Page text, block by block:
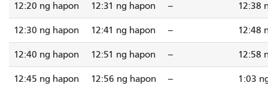
12:20 ng hapon 12:31 ng hapon -- 12:38
12:30 ng hapon 12:41 ng hapon -- 12:48
12:40 ng hapon 12:51 ng hapon -- 12:58
12:45 ng hapon 12:56 ng hapon -- 1:03